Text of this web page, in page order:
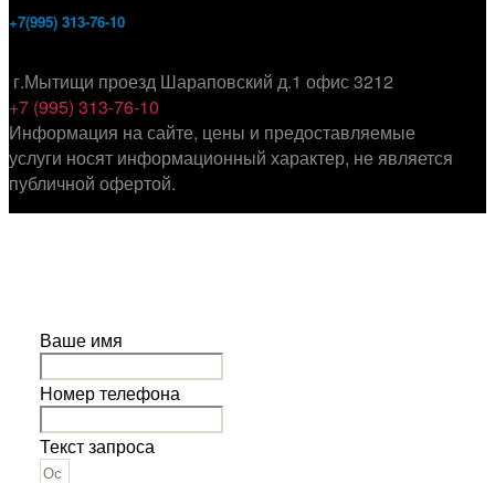
+7(995) 313-76-10
г.Мытищи проезд Шараповский д.1 офис 3212
+7 (995) 313-76-10
Информация на сайте, цены и предоставляемые
услуги носят информационный характер, не является
публичной офертой.
Ваше имя
Номер телефона
Текст запроса